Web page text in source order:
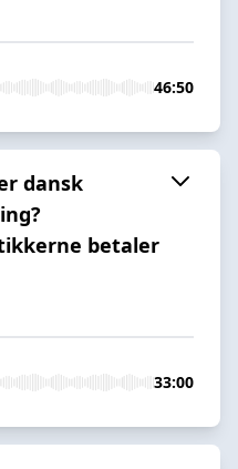
46:50
dansk
betaler
33:00